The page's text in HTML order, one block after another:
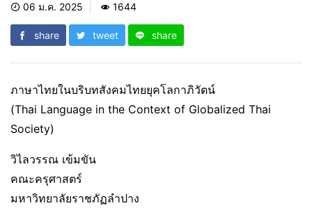
06 ม.ค. 2025 1644
share tweet share
ภาษาไทยในบริบทสังคมไทยยุคโลกาภิวัตน์
(Thai Language in the Context of Globalized Thai
Society)
วิไลวรรณ เข้มขัน
คณะครุศาสตร์
มหาวิทยาลัยราชภัฏลําปาง